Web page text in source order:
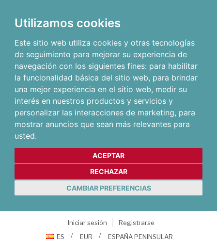
Utilizamos cookies
Este sitio web utiliza cookies y otras tecnologías
de seguimiento para mejorar su experiencia de
navegación con los siguientes fines: para habilitar
la funcionalidad básica del sitio web, para brindar
una mejor experiencia en el sitio web, medir su
interés en nuestros productos y servicios y
personalizar las interacciones de marketing, para
mostrar anuncios que sean más relevantes para
usted.
ACEPTAR
RECHAZAR
CAMBIAR PREFERENCIAS
Iniciar sesión
Registrarse
ES
EUR ESPAÑA PENINSULAR